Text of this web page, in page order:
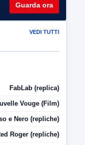
Guarda ora
VEDI TUTTI
FabLab (replica)
Vouge (Film)
e Nero (repliche)
Roger (repliche)